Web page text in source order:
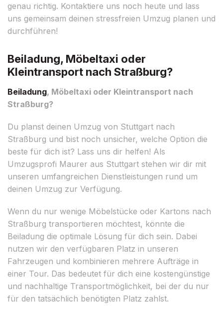
genau richtig. Kontaktiere uns noch heute und lass
uns gemeinsam deinen stressfreien Umzug planen und
durchführen!
Beiladung, Möbeltaxi oder
Kleintransport nach Straßburg?
Beiladung, Möbeltaxi oder Kleintransport nach
Straßburg?
Du planst deinen Umzug von Stuttgart nach
Straßburg und bist noch unsicher, welche Option die
beste für dich ist? Lass uns dir helfen! Als
Umzugsprofi Maurer aus Stuttgart stehen wir dir mit
unseren umfangreichen Dienstleistungen rund um
deinen Umzug zur Verfügung.
Wenn du nur wenige Möbelstücke oder Kartons nach
Straßburg transportieren möchtest, könnte die
Beiladung die optimale Lösung für dich sein. Dabei
nutzen wir den verfügbaren Platz in unseren
Fahrzeugen und kombinieren mehrere Aufträge in
einer Tour. Das bedeutet für dich eine kostengünstige
und nachhaltige Transportmöglichkeit, bei der du nur
für den tatsächlich benötigten Platz zahlst.